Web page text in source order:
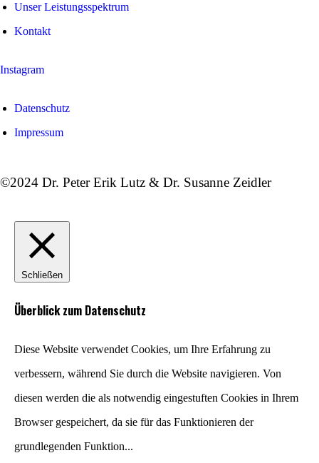
Unser Leistungsspektrum
Kontakt
Instagram
Datenschutz
Impressum
©2024 Dr. Peter Erik Lutz & Dr. Susanne Zeidler
Schließen
Überblick zum Datenschutz
Diese Website verwendet Cookies, um Ihre Erfahrung zu
verbessern, während Sie durch die Website navigieren. Von
diesen werden die als notwendig eingestuften Cookies in Ihrem
Browser gespeichert, da sie für das Funktionieren der
grundlegenden Funktion...